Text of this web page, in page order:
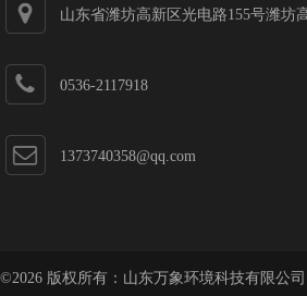
山东省潍坊高新区光电路155号潍坊
0536-2117918
1373740358@qq.com
©2026 版权所有：山东万象环境科技有限公